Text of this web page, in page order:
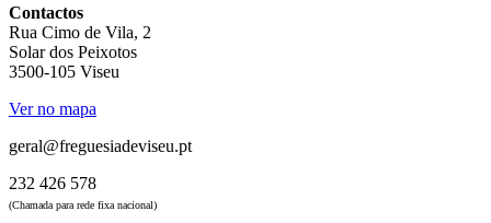
Contactos
Rua Cimo de Vila, 2
Solar dos Peixotos
3500-105 Viseu
Ver no mapa
geral@freguesiadeviseu.pt
232 426 578
(Chamada para rede fixa nacional)